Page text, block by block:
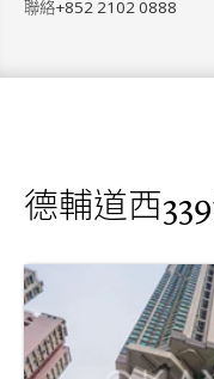
聯絡+852 2102 0888
德輔道西